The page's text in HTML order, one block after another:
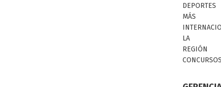
DEPORTES
MÁS
LA
REGIÓN